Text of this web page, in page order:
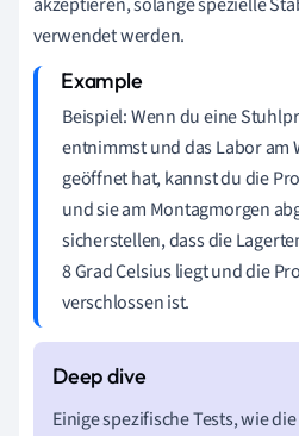
verwendet werden.
Beispiel: Wenn du eine
entnimmst und das Labor am
geöffnet hat, kannst du die
und sie am Montagmorgen
sicherstellen, dass die
8 Grad Celsius liegt und die
verschlossen ist.
Einige spezifische Tests, wie